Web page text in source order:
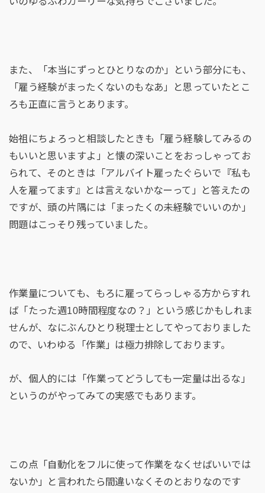
また、「本当にずっとひとりなのか」という部分にも、
「雇う経験がまったくないのもなあ」と思っていたとこ
ろも正直に言うとあります。
始祖にちょろっと相談したときも「雇う経験してみるの
もいいと思いますよ」と懐の深いことをおっしゃってお
られて、そのときは「アルバイト雇ったぐらいで『私も
人を雇ってます』とは言えないかなーって」と答えたの
ですが、頭の片隅には「まったくの未経験でいいのか」
問題はこっそり残っていました。
作業量についても、もろに雇ってらっしゃる方からすれ
ば「たった週10時間程度なの？」という感じかもしれま
せんが、なにぶんひとり税理士としてやっておりました
ので、いわゆる「作業」は極力排除しております。
が、個人的には「作業ってどうしても一定量は出るな」
というのがやってみての実感でもあります。
この点「自動化をフルに使って作業をなくせばいいでは
ないか」と言われたら間違いなくそのとおりなのです